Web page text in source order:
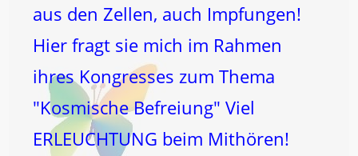
aus den Zellen, auch Impfungen!
Hier fragt sie mich im Rahmen
ihres Kongresses zum Thema
"Kosmische Befreiung" Viel
ERLEUCHTUNG beim Mithören!